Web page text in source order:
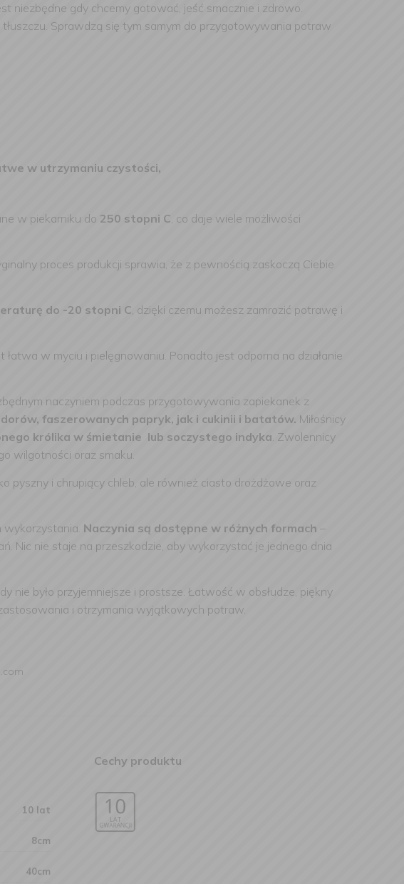
niezbędne gdy chcemy gotować, jeść smacznie i zdrowo.
Sprawdzą się tym samym do przygotowywania potraw
w utrzymaniu czystości,
w piekarniku do 250 stopni C, co daje wiele możliwości
proces produkcji sprawia, że z pewnością zaskoczą Ciebie
do -20 stopni C, dzięki czemu możesz zamrozić potrawę i
w myciu i pielęgnowaniu. Ponadto jest odporna na działanie
naczyniem podczas przygotowywania zapiekanek z
faszerowanych papryk, jak i cukinii i batatów. Miłośnicy
królika w śmietanie lub soczystego indyka. Zwolennicy
wilgotności oraz smaku.
pyszny i chrupiący chleb, ale również ciasto drożdżowe oraz
wykorzystania. Naczynia są dostępne w różnych formach –
Nic nie staje na przeszkodzie, aby wykorzystać je jednego dnia
nie było przyjemniejsze i prostsze. Łatwość w obsłudze, piękny
i otrzymania wyjątkowych potraw.
10 lat
8cm
40cm
Cechy produktu